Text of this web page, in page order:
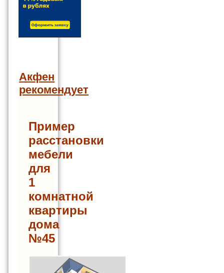
Акфен
рекомендует
Пример
расстановки
мебели
для
1
комнатной
квартиры
дома
№45